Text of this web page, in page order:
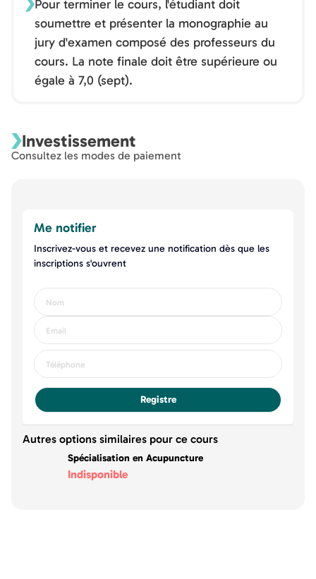
Pour terminer le cours, l'étudiant doit
soumettre et présenter la monographie au
jury d'examen composé des professeurs du
cours. La note finale doit être supérieure ou
égale à 7,0 (sept).
Investissement
Consultez les modes de paiement
Me notifier
Inscrivez-vous et recevez une notification dès que les
inscriptions s'ouvrent
Registre
Autres options similaires pour ce cours
Spécialisation en Acupuncture
Indisponible